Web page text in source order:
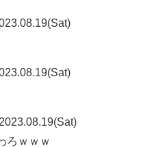
2023.08.19(Sat)
ろｗｗｗ